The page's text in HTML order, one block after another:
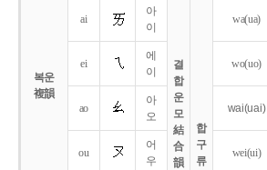
결
합
운
모
結
合
韻
복운
複韻
ai
아
이
합
구
류
wa(ua)
ei
에
이
wo(uo)
ao
아
오
wai(uai)
ou
어
우
wei(ui)